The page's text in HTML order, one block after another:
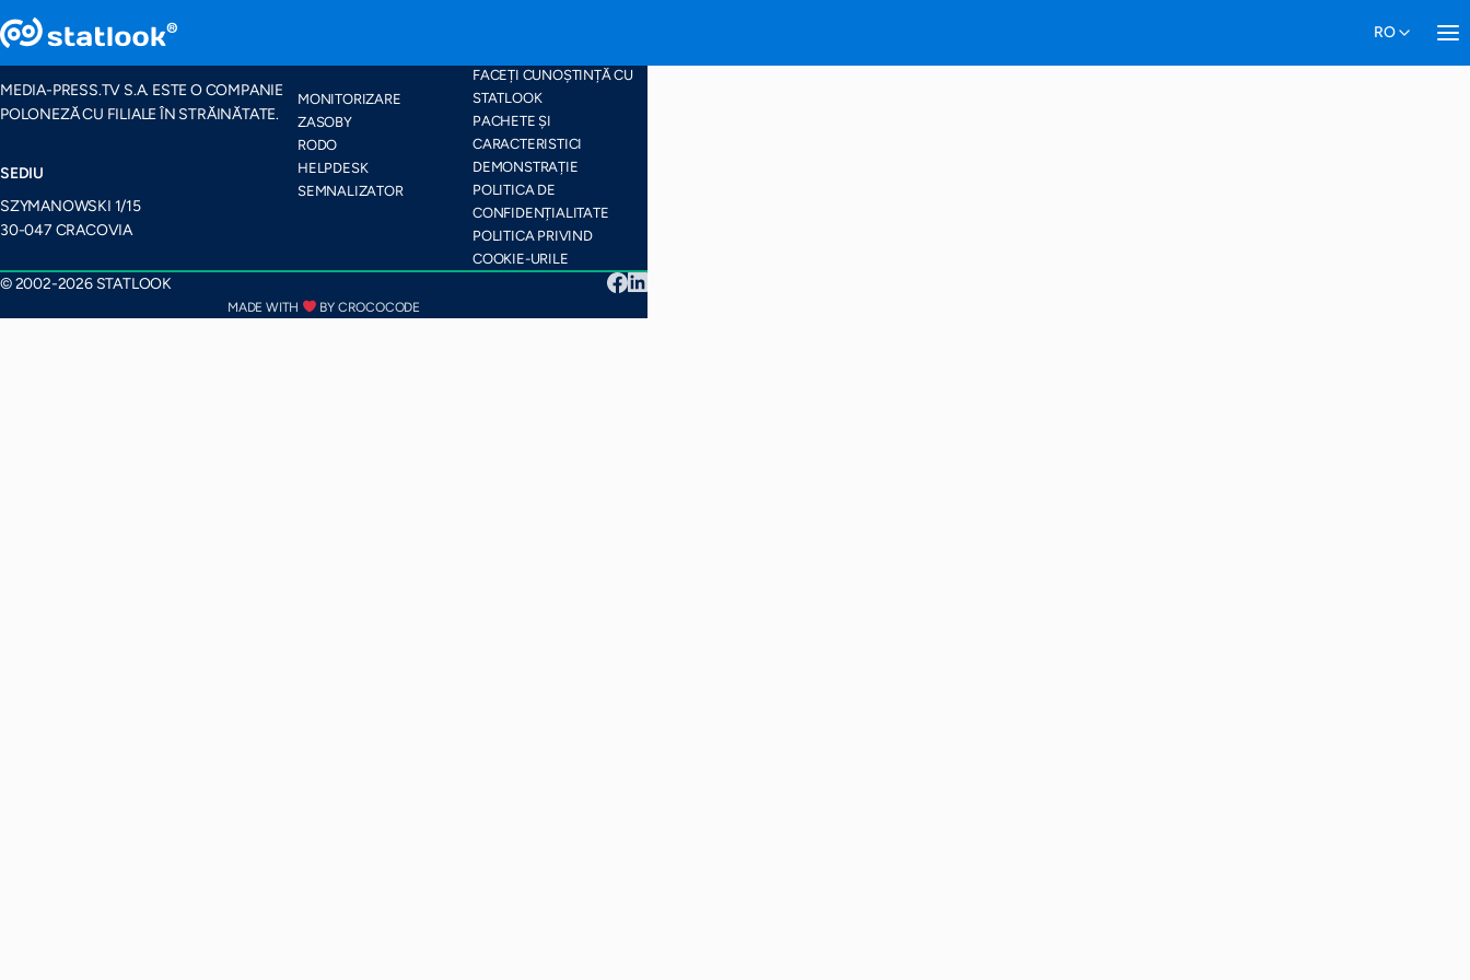
MEDIA-PRESS.TV S.A. ESTE O COMPANIE
POLONEZĂ CU FILIALE ÎN STRĂINĂTATE.
SEDIU
SZYMANOWSKI 1/15
30-047 CRACOVIA
MONITORIZARE
ZASOBY
RODO
HELPDESK
SEMNALIZATOR
FACEȚI CUNOȘTINȚĂ CU
STATLOOK
PACHETE ȘI
CARACTERISTICI
DEMONSTRAȚIE
POLITICA DE
CONFIDENȚIALITATE
POLITICA PRIVIND
COOKIE-URILE
© 2002-2026 STATLOOK
MADE WITH BY CROCOCODE